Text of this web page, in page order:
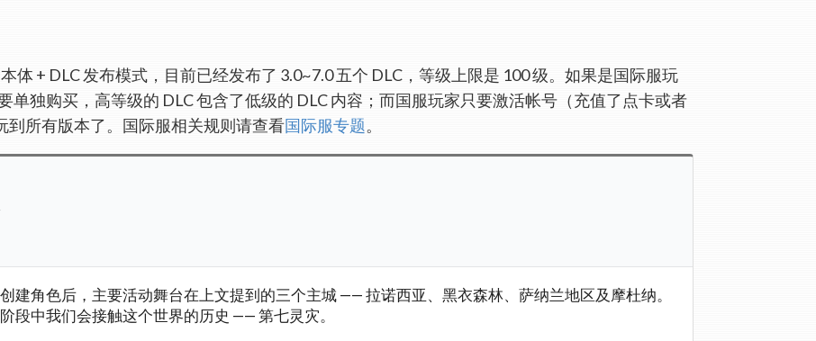
体 + DLC 发布模式，目前已经发布了 3.0~7.0 五个 DLC，等级上限是 100 级。如果是国际服玩
单独购买，高等级的 DLC 包含了低级的 DLC 内容；而国服玩家只要激活帐号（充值了点卡或者
到所有版本了。国际服相关规则请查看国际服专题。
建角色后，主要活动舞台在上文提到的三个主城 —— 拉诺西亚、黑衣森林、萨纳兰地区及摩杜纳。
段中我们会接触这个世界的历史 —— 第七灵灾。